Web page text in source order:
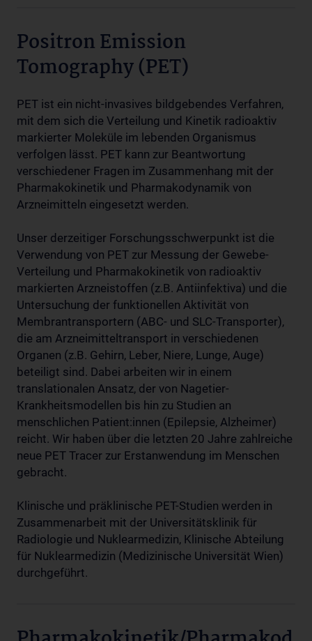
Positron Emission
Tomography (PET)
PET ist ein nicht-invasives bildgebendes Verfahren,
mit dem sich die Verteilung und Kinetik radioaktiv
markierter Moleküle im lebenden Organismus
verfolgen lässt. PET kann zur Beantwortung
verschiedener Fragen im Zusammenhang mit der
Pharmakokinetik und Pharmakodynamik von
Arzneimitteln eingesetzt werden.
Unser derzeitiger Forschungsschwerpunkt ist die
Verwendung von PET zur Messung der Gewebe-
Verteilung und Pharmakokinetik von radioaktiv
markierten Arzneistoffen (z.B. Antiinfektiva) und die
Untersuchung der funktionellen Aktivität von
Membrantransportern (ABC- und SLC-Transporter),
die am Arzneimitteltransport in verschiedenen
Organen (z.B. Gehirn, Leber, Niere, Lunge, Auge)
beteiligt sind. Dabei arbeiten wir in einem
translationalen Ansatz, der von Nagetier-
Krankheitsmodellen bis hin zu Studien an
menschlichen Patient:innen (Epilepsie, Alzheimer)
reicht. Wir haben über die letzten 20 Jahre zahlreiche
neue PET Tracer zur Erstanwendung im Menschen
gebracht.
Klinische und präklinische PET-Studien werden in
Zusammenarbeit mit der Universitätsklinik für
Radiologie und Nuklearmedizin, Klinische Abteilung
für Nuklearmedizin (Medizinische Universität Wien)
durchgeführt.